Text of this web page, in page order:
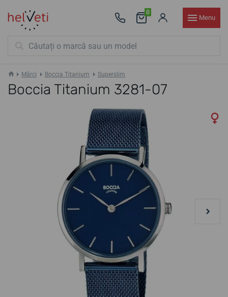
0
Menu
Mărci Boccia Titanium Superslim
Boccia Titanium 3281-07